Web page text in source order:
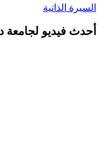
السيرة الذاتية
أحدث فيديو لجامعة